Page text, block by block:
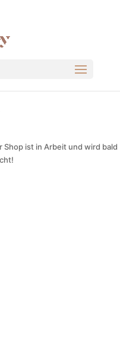
Shop ist in Arbeit und wird bald